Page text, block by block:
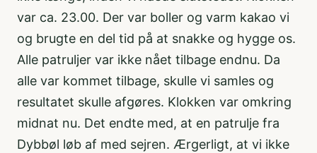
var ca. 23.00. Der var boller og varm kakao vi
og brugte en del tid på at snakke og hygge os.
Alle patruljer var ikke nået tilbage endnu. Da
alle var kommet tilbage, skulle vi samles og
resultatet skulle afgøres. Klokken var omkring
midnat nu. Det endte med, at en patrulje fra
Dybbøl løb af med sejren. Ærgerligt, at vi ikke